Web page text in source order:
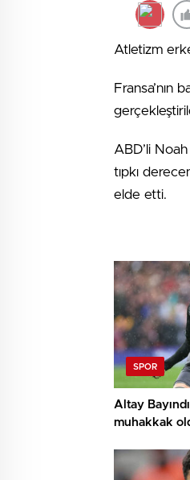
Atletizm
Fransa’nın
ABD’li
tıpkı
elde etti.
SPOR
Altay
muhakkak